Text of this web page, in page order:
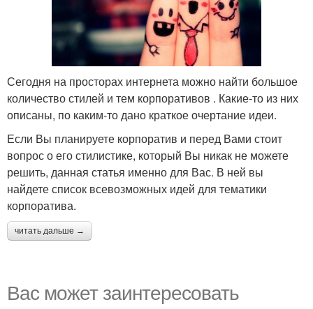
Сегодня на просторах интернета можно найти большое
количество стилей и тем корпоративов . Какие-то из них
описаны, по каким-то дано краткое очертание идеи.
Если Вы планируете корпоратив и перед Вами стоит
вопрос о его стилистике, который Вы никак не можете
решить, данная статья именно для Вас. В ней вы
найдете список всевозможных идей для тематики
корпоратива.
читать дальше →
Вас может заинтересовать